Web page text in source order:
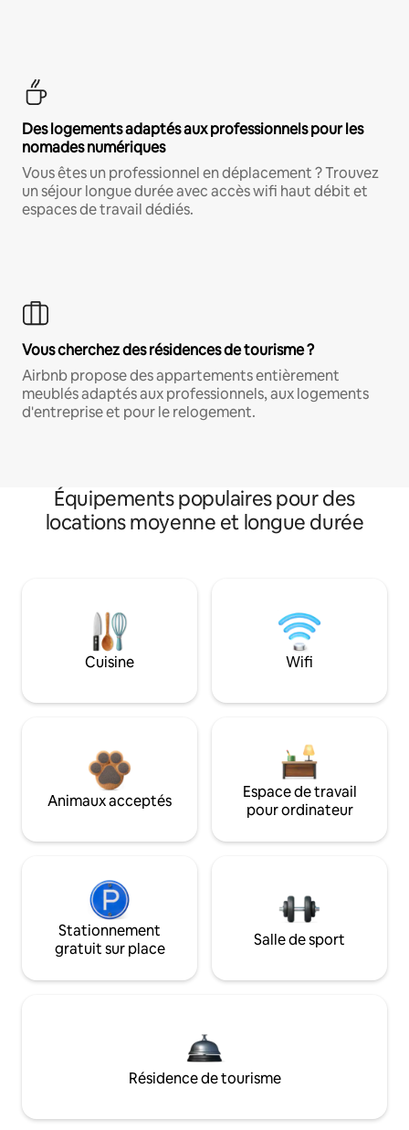
Des logements adaptés aux professionnels pour les
nomades numériques
Vous êtes un professionnel en déplacement ? Trouvez
un séjour longue durée avec accès wifi haut débit et
espaces de travail dédiés.
Vous cherchez des résidences de tourisme ?
Airbnb propose des appartements entièrement
meublés adaptés aux professionnels, aux logements
d'entreprise et pour le relogement.
Équipements populaires pour des
locations moyenne et longue durée
Cuisine Wifi
Animaux acceptés
Espace de travail
pour ordinateur
Stationnement
gratuit sur place
Salle de sport
Résidence de tourisme